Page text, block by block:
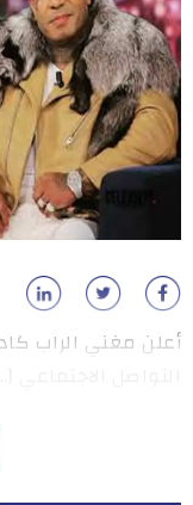
أعلن مغني الراب